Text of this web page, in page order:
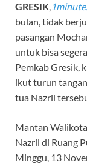
GRESIK,
bulan, tidak
pasangan
untuk bisa
Pemkab Gresik,
ikut turun
tua Nazril
Mantan
Nazril di Ruang
Minggu, 13